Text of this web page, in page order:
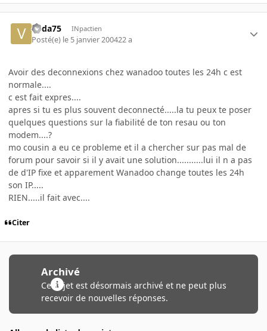
voda75 INpactien
Posté(e) le 5 janvier 200422 a
Avoir des deconnexions chez wanadoo toutes les 24h c est
normale....
c est fait expres....
apres si tu es plus souvent deconnecté.....la tu peux te poser
quelques questions sur la fiabilité de ton resau ou ton
modem....?
mo cousin a eu ce probleme et il a chercher sur pas mal de
forum pour savoir si il y avait une solution...........lui il n a pas
de d'IP fixe et apparement Wanadoo change toutes les 24h
son IP.....
RIEN.....il fait avec....
Citer
Archivé
Ce sujet est désormais archivé et ne peut plus
recevoir de nouvelles réponses.